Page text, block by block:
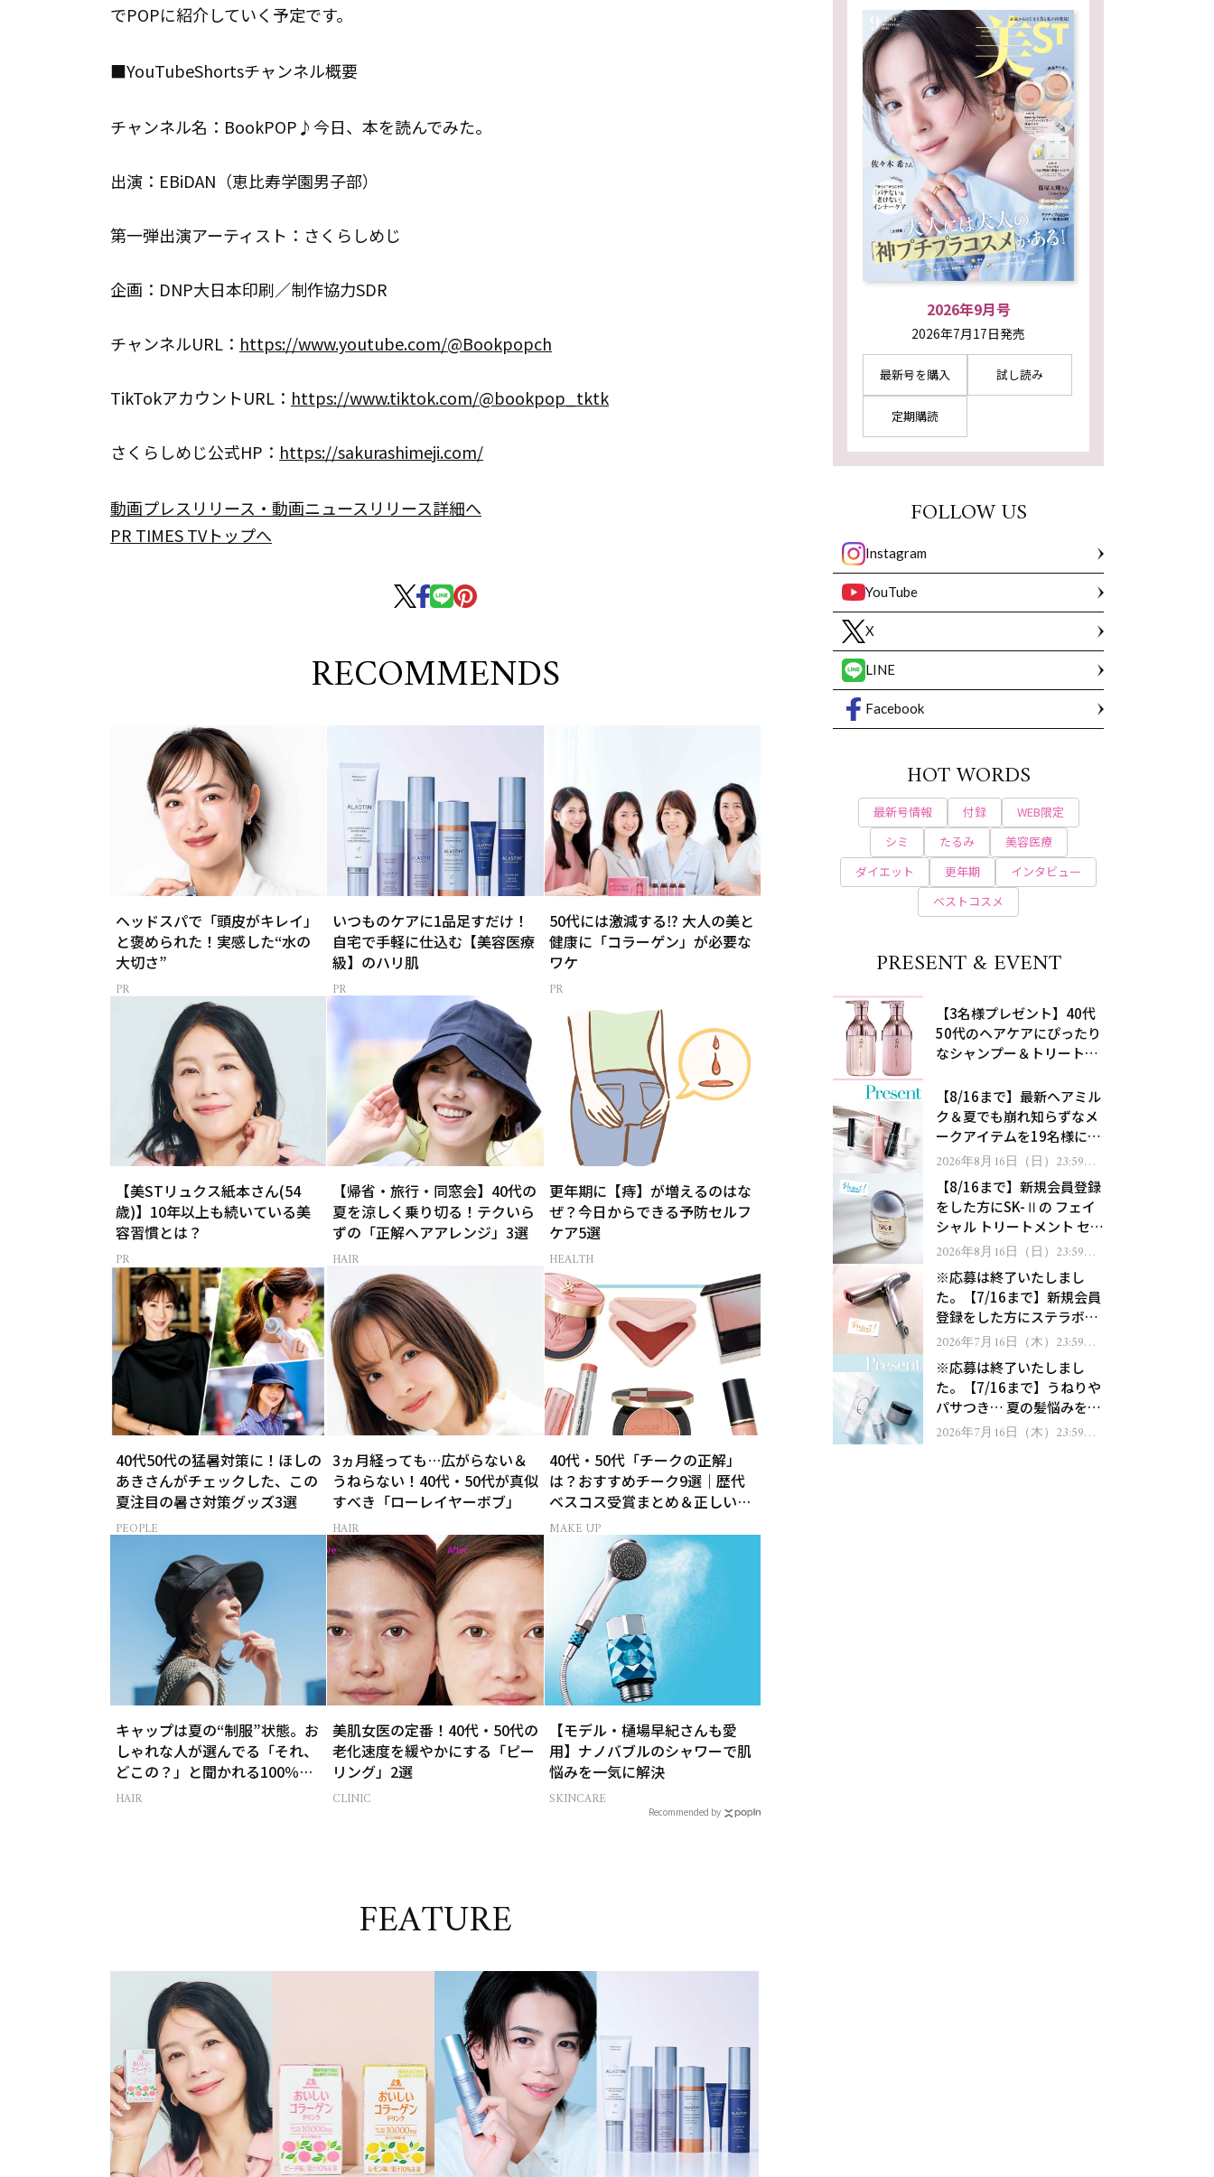
でPOPに紹介していく予定です。
■YouTubeShortsチャンネル概要
チャンネル名：BookPOP♪今日、本を読んでみた。
出演：EBiDAN（恵比寿学園男子部）
第一弾出演アーティスト：さくらしめじ
企画：DNP大日本印刷／制作協力SDR
チャンネルURL： https://www.youtube.com/@Bookpopch
TikTokアカウントURL： https://www.tiktok.com/@bookpop_tktk
さくらしめじ公式HP： https://sakurashimeji.com/
動画プレスリリース・動画ニュースリリース詳細へ
PR TIMES TVトップへ
RECOMMENDS
ヘッドスパで「頭皮がキレイ」
と褒められた！実感した“水の
大切さ”
いつものケアに1品足すだけ！
自宅で手軽に仕込む【美容医療
級】のハリ肌
50代には激減する⁉ 大人の美と
健康に「コラーゲン」が必要な
ワケ
【美STリュクス紙本さん(54
歳)】10年以上も続いている美
容習慣とは？
【帰省・旅行・同窓会】40代の
夏を涼しく乗り切る！テクいら
ずの「正解ヘアアレンジ」3選
HAIR
更年期に【痔】が増えるのはな
ぜ？今日からできる予防セルフ
ケア5選
HEALTH
40代50代の猛暑対策に！ほしの
あきさんがチェックした、この
夏注目の暑さ対策グッズ3選
PEOPLE
3ヵ月経っても…広がらない＆
うねらない！40代・50代が真似
すべき「ローレイヤーボブ」
HAIR
40代・50代「チークの正解」
は？おすすめチーク9選｜歴代
ベスコス受賞まとめ＆正しい使
い方
MAKE UP
キャップは夏の“制服”状態。お
しゃれな人が選んでる「それ、
どこの？」と聞かれる100％完
全遮光のUV帽子とは？
HAIR
美肌女医の定番！40代・50代の
老化速度を緩やかにする「ピー
リング」2選
CLINIC
【モデル・樋場早紀さんも愛
用】ナノバブルのシャワーで肌
悩みを一気に解決
SKINCARE
Recommended by
FEATURE
2026年9月号
2026年7月17日発売
最新号を購入 試し読み
定期購読
FOLLOW US
Instagram
YouTube
X
LINE
Facebook
HOT WORDS
最新号情報 付録
WEB限定
シミ
たるみ
美容医療
ダイエット
更年期
インタビュー
ベストコスメ
PRESENT & EVENT
【3名様プレゼント】40代
50代のヘアケアにぴったり
なシャンプー＆トリートメ
処！
【8/16まで】最新ヘアミル
ク＆夏でも崩れ知らずなメ
ークアイテムを19名様にプ
レゼント！
2026年8月16日（日）23:59ま
で【8/16まで】新規会員登録
をした方にSK-Ⅱの フェイ
シャル トリートメント セラ
ムをプレゼント！
2026年8月16日（日）23:59ま
※応募は終了いたしまし
た。【7/16まで】新規会員
登録をした方にステラボー
テのシャインリバース ヘア
ゼント！
2026年7月16日（木）23:59ま
※応募は終了いたしまし
た。【7/16まで】うねりや
パサつき… 夏の髪悩みを解
消するヘアケアアイテムを
2026年7月16日（木）23:59ま